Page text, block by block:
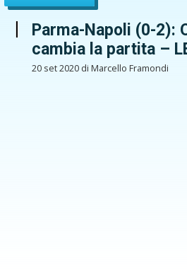
Parma-Napoli (0-2):
cambia la partita –
20 set 2020 di Marcello Framondi